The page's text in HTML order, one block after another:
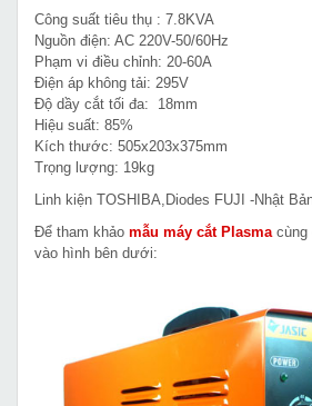
Công suất tiêu thụ : 7.8KVA
Nguồn điện: AC 220V-50/60Hz
Phạm vi điều chỉnh: 20-60A
Điện áp không tải: 295V
Độ dầy cắt tối đa: 18mm
Hiệu suất: 85%
Kích thước: 505x203x375mm
Trọng lượng: 19kg
Linh kiện TOSHIBA,Diodes FUJI -Nhật
Để tham khảo mẫu máy cắt Plasma cùng
vào hình bên dưới: